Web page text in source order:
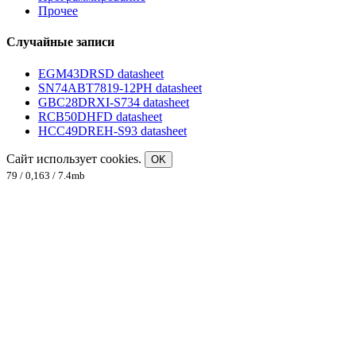
Прочее
Случайные записи
EGM43DRSD datasheet
SN74ABT7819-12PH datasheet
GBC28DRXI-S734 datasheet
RCB50DHFD datasheet
HCC49DREH-S93 datasheet
Сайт использует cookies.
OK
79 / 0,163 / 7.4mb